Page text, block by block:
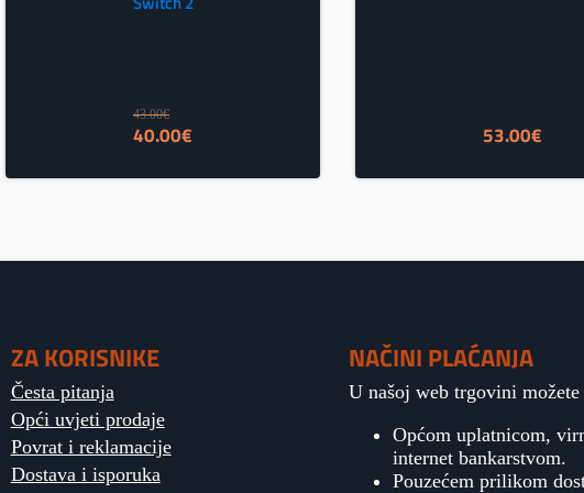
43.00€
Izvorna
bila
40.00€
je:
53.00€
ZA KORISNIKE
Česta pitanja
Opći uvjeti prodaje
Povrat i reklamacije
Dostava i isporuka
NAČINI PLAĆANJA
U našoj web trgovini
Općom uplatnicom,
internet bankarstvom.
Pouzećem prilikom